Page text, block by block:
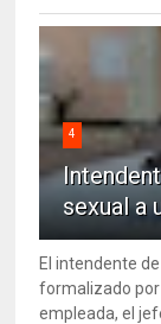
4
sexual a
El intendente
formalizado por
empleada, el